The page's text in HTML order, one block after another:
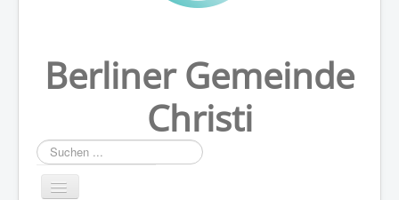
Berliner Gemeinde
Christi
Suchen
...